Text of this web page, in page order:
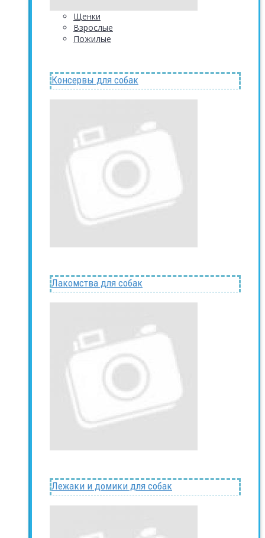
Щенки
Взрослые
Пожилые
Консервы для собак
Лакомства для собак
Лежаки и домики для собак